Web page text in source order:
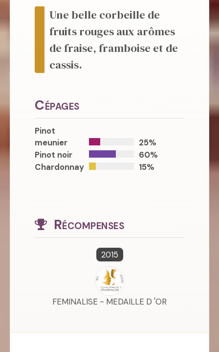
Une belle corbeille de
fruits rouges aux arômes
de fraise, framboise et de
cassis.
Cépages
Pinot
meunier
25%
Pinot noir
60%
Chardonnay
15%
Récompenses
2015
FEMINALISE - MEDAILLE D 'OR